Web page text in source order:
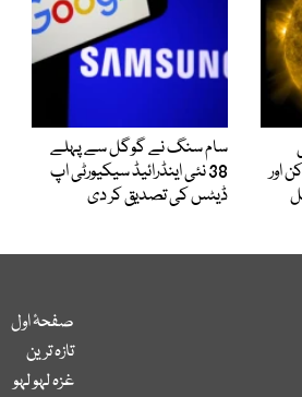
اور
سام سنگ نے گوگل سے پہلے
38 نئی اینڈرائیڈ سیکیورٹی اپ
ڈیٹس کی تصدیق کر دی
صفحۂ اول
تازہ ترین
غزہ لہو لہو